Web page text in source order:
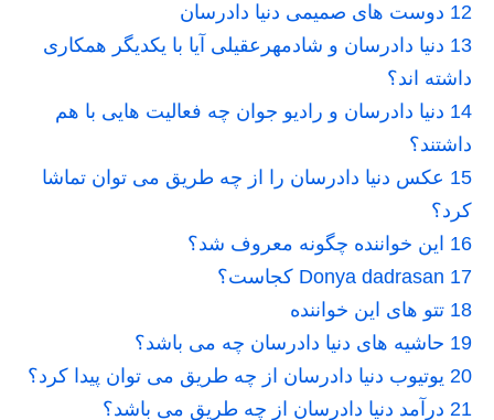
12 دوست های صمیمی دنیا دادرسان
13 دنیا دادرسان و شادمهرعقیلی آیا با یکدیگر همکاری
داشته اند؟
14 دنیا دادرسان و رادیو جوان چه فعالیت هایی با هم
داشتند؟
15 عکس دنیا دادرسان را از چه طریق می توان تماشا
کرد؟
16 این خواننده چگونه معروف شد؟
17 Donya dadrasan کجاست؟
18 تتو های این خواننده
19 حاشیه های دنیا دادرسان چه می باشد؟
20 یوتیوب دنیا دادرسان از چه طریق می توان پیدا کرد؟
21 درآمد دنیا دادرسان از چه طریق می باشد؟